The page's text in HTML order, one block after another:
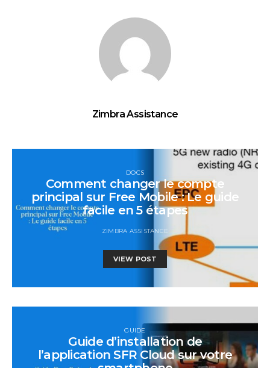
Zimbra Assistance
DOCS
Comment changer le compte
principal sur Free Mobile : Le guide
facile en 5 étapes
ZIMBRA ASSISTANCE
VIEW POST
GUIDE
Guide d’installation de
l’application SFR Cloud sur votre